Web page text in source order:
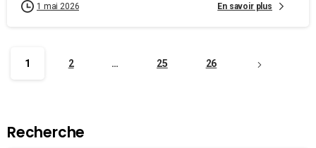
1 mai 2026 En savoir plus
1 2 … 25 26
Recherche